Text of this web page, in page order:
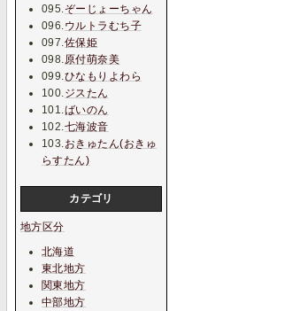
095. ぞーじょーちゃん
096. ウルトラむち子
097. 佐保姫
098. 原付萌奈美
099. ひなもりよわら
100. ジスたん
101. ばいのん
102. 七海波音
103. おきゅたん(おきゅ
らすたん)
カテゴリ
地方区分
北海道
東北地方
関東地方
中部地方